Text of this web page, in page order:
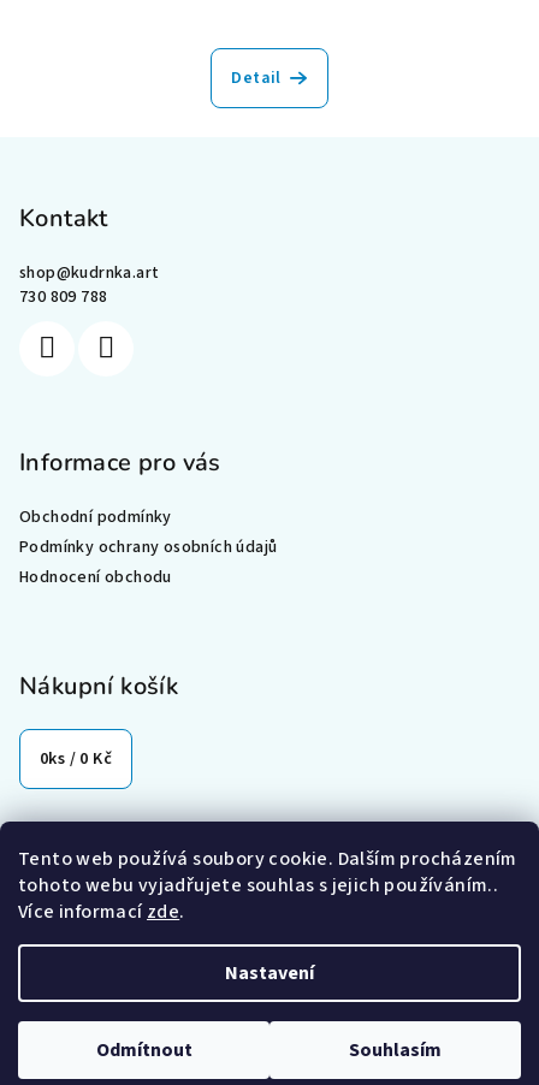
Tento web používá soubory cookie. Dalším procházením
tohoto webu vyjadřujete souhlas s jejich používáním..
Více informacízde.
Nastavení
Odmítnout Souhlasím
Detail
Kontakt
shop@kudrnka.art
730 809 788
Informace pro vás
Obchodní podmínky
Podmínky ochrany osobních údajů
Hodnocení obchodu
Nákupní košík
0ks / 0 Kč
Přijímáme online platby
KudrnkaART
Vytvořil Shoptet